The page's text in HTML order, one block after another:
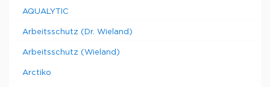
AQUALYTIC
Arbeitsschutz (Dr. Wieland)
Arbeitsschutz (Wieland)
Arctiko